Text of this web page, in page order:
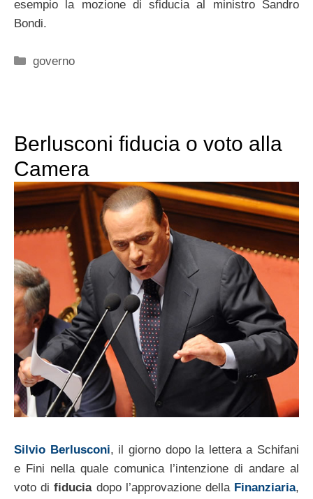
esempio la mozione di sfiducia al ministro Sandro
Bondi.
Categorie
governo
Berlusconi fiducia o voto alla
Camera
Silvio Berlusconi, il giorno dopo la lettera a Schifani
e Fini nella quale comunica l’intenzione di andare al
voto difiduciadopo l’approvazione della Finanziaria,